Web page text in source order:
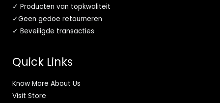
✓ Producten van topkwaliteit
✓Geen gedoe retourneren
✓ Beveiligde transacties
Quick Links
Know More About Us
Visit Store